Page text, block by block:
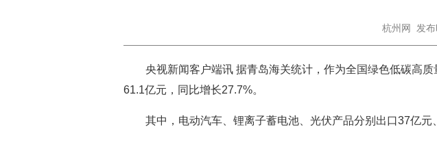
杭州网 发
央视新闻客户端讯 据青岛海关统计，作为全国绿色低碳高
61.1亿元，同比增长27.7%。
其中，电动汽车、锂离子蓄电池、光伏产品分别出口37亿